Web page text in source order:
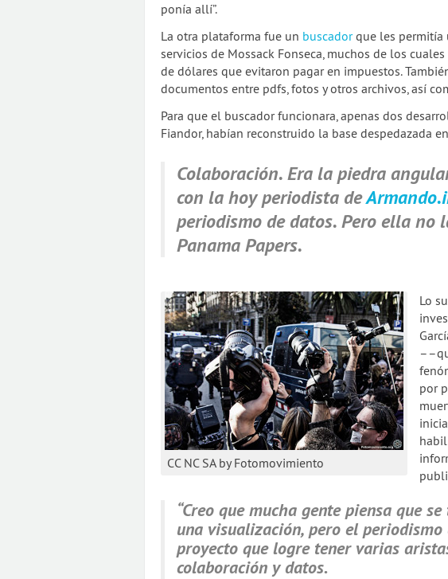
ponía allí”.
La otra plataforma fue un buscadorque les permitía
servicios de Mossack Fonseca, muchos de los
de dólares que evitaron pagar en impuestos.
documentos entre pdfs, fotos y otros archivos, así
Para que el buscador funcionara, apenas dos
Fiandor, habían reconstruido la base despedazada
Colaboración. Era la piedra
con la hoy periodista de
periodismo de datos. Pero ella no
Panama Papers.
CC NC SA by Fotomovimiento
Lo
por
“Creo que mucha gente piensa que
una visualización, pero el
proyecto que logre tener varias
colaboración y datos.